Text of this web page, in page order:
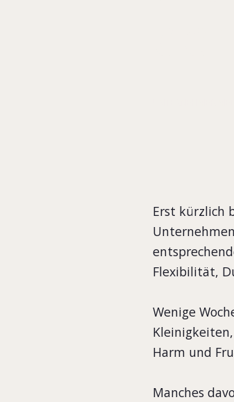
Erst kürzlich
Flexibilität,
Wenige
Harm und
Manches